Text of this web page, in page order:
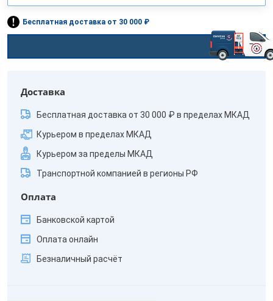
Бесплатная доставка от 30 000 ₽
Доставка
Бесплатная доставка от 30 000 ₽ в пределах МКАД
Курьером в пределах МКАД
Курьером за пределы МКАД
Транспортной компанией в регионы РФ
Оплата
Банковской картой
Оплата онлайн
Безналичный расчёт